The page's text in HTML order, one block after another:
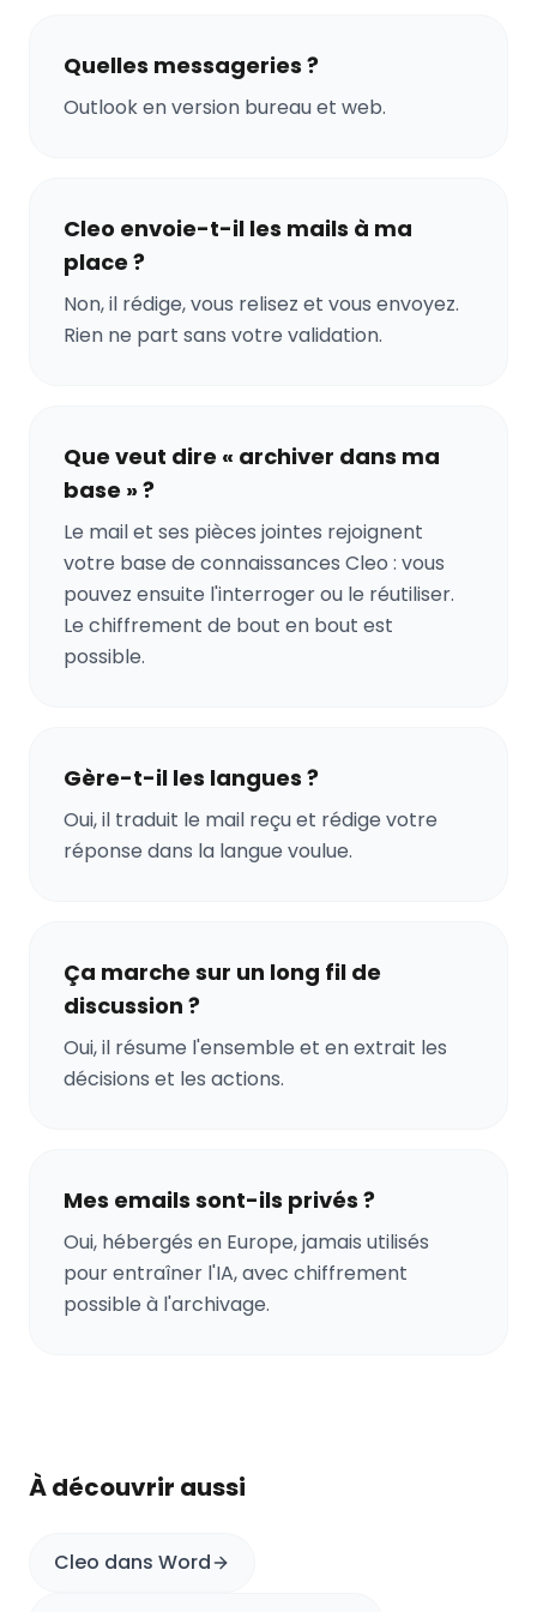
Quelles messageries ?
Outlook en version bureau et web.
Cleo envoie-t-il les mails à ma
place ?
Non, il rédige, vous relisez et vous envoyez.
Rien ne part sans votre validation.
Que veut dire « archiver dans ma
base » ?
Le mail et ses pièces jointes rejoignent
votre base de connaissances Cleo : vous
pouvez ensuite l'interroger ou le réutiliser.
Le chiffrement de bout en bout est
possible.
Gère-t-il les langues ?
Oui, il traduit le mail reçu et rédige votre
réponse dans la langue voulue.
Ça marche sur un long fil de
discussion ?
Oui, il résume l'ensemble et en extrait les
décisions et les actions.
Mes emails sont-ils privés ?
Oui, hébergés en Europe, jamais utilisés
pour entraîner l'IA, avec chiffrement
possible à l'archivage.
À découvrir aussi
Cleo dans Word